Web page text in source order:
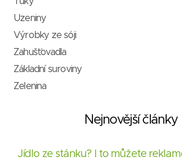
Uzeniny
Výrobky ze sóji
Zahušťovadla
Základní suroviny
Zelenina
Nejnovější články
Jídlo ze stánku? I to můžete